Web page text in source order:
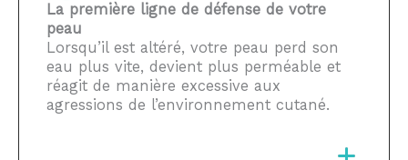
La première ligne de défense de votre
peau
Lorsqu’il est altéré, votre peau perd son
eau plus vite, devient plus perméable et
réagit de manière excessive aux
agressions de l’environnement cutané.